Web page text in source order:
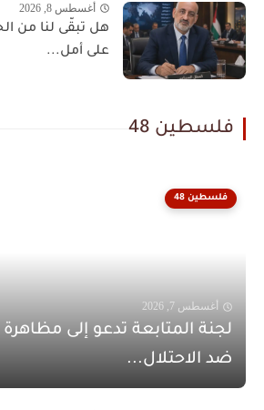
أغسطس 8, 2026
هل تبقّى لنا من
على أمل...
فلسطين 48
فلسطين 48
أغسطس 7, 2026
لجنة المتابعة تدعو إلى
ضد الاحتلال...